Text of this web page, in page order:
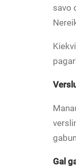
savo
Gal